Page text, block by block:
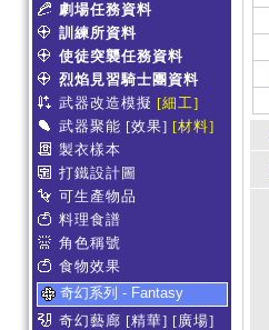
劇場任務資料
訓練所資料
使徒突襲任務資料
烈焰見習騎士團資料
武器改造模擬 [細工]
武器聚能 [效果] [材料]
製衣樣本
打鐵設計圖
可生產物品
料理食譜
角色稱號
食物效果
奇幻系列 - Fantasy
奇幻藝廊 [精華] [廣場]